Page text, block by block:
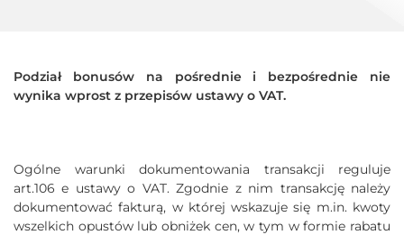
Podział bonusów na pośrednie i bezpośrednie nie
wynika wprost z przepisów ustawy o VAT.
Ogólne warunki dokumentowania transakcji reguluje
art.106 e ustawy o VAT. Zgodnie z nim transakcję należy
dokumentować fakturą, w której wskazuje się m.in. kwoty
wszelkich opustów lub obniżek cen, w tym w formie rabatu